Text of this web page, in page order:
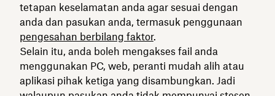
tetapan keselamatan anda agar sesuai dengan
anda dan pasukan anda, termasuk penggunaan
pengesahan berbilang faktor.
Selain itu, anda boleh mengakses fail anda
menggunakan PC, web, peranti mudah alih atau
aplikasi pihak ketiga yang disambungkan. Jadi